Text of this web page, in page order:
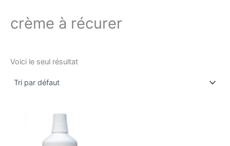
crème à récurer
Voici le seul résultat